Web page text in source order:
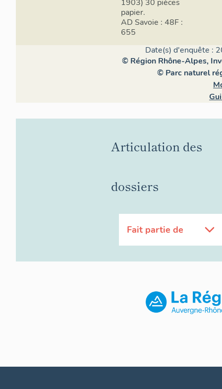
1903) 30 pièces
papier.
AD Savoie : 48F :
655
Date(s) d'enquête :
© Région Rhône-Alpes,
© Parc naturel
Articulation des
dossiers
Fait partie de